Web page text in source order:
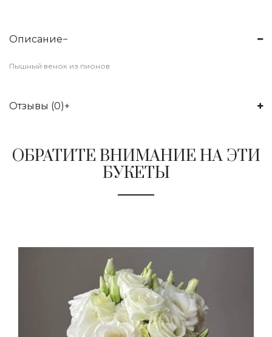
Описание
Пышный венок из пионов
Отзывы (0)
ОБРАТИТЕ ВНИМАНИЕ НА ЭТИ
БУКЕТЫ